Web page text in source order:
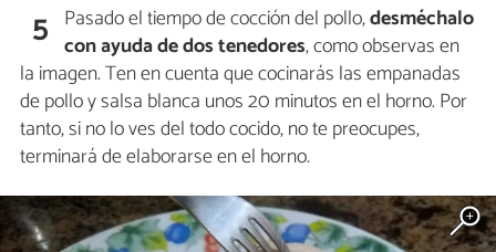
5 Pasado el tiempo de cocción del pollo,desméchalo
con ayuda de dos tenedores, como observas en
la imagen. Ten en cuenta que cocinarás las empanadas
de pollo y salsa blanca unos 20 minutos en el horno. Por
tanto, si no lo ves del todo cocido, no te preocupes,
terminará de elaborarse en el horno.